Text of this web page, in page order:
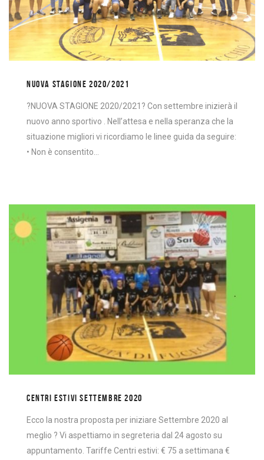
NUOVA STAGIONE 2020/2021
?NUOVA STAGIONE 2020/2021? Con settembre inizierà il
nuovo anno sportivo . Nell’attesa e nella speranza che la
situazione migliori vi ricordiamo le linee guida da seguire:
• Non è consentito…
CENTRI ESTIVI SETTEMBRE 2020
Ecco la nostra proposta per iniziare Settembre 2020 al
meglio ? Vi aspettiamo in segreteria dal 24 agosto su
appuntamento. Tariffe Centri estivi: € 75 a settimana €